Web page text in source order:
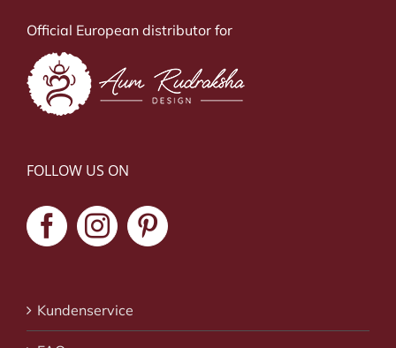
Official European distributor for
FOLLOW US ON
Kundenservice